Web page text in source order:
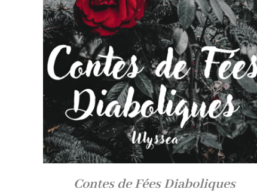
Contes de Fées Diaboliques